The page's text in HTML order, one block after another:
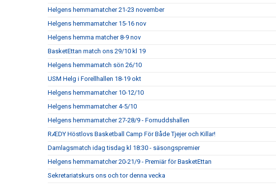
Helgens hemmamatcher 21-23 november
Helgens hemmamatcher 15-16 nov
Helgens hemma matcher 8-9 nov
BasketEttan match ons 29/10 kl 19
Helgens hemmamatch sön 26/10
USM Helg i Forellhallen 18-19 okt
Helgens hemmamatcher 10-12/10
Helgens hemmamatcher 4-5/10
Helgens hemmamatcher 27-28/9 - Fornuddshallen
RÆDY Höstlovs Basketball Camp För Både Tjejer och Killar!
Damlagsmatch idag tisdag kl 18:30 - säsongspremier
Helgens hemmamatcher 20-21/9 - Premiär för BasketEttan
Sekretariatskurs ons och tor denna vecka